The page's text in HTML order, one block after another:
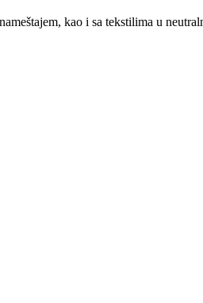
kao i sa tekstilima u